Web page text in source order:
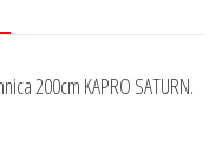
200cm KAPRO SATURN.